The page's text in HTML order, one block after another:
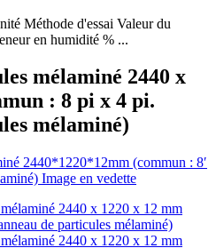
Méthode d'essai Valeur du
en humidité % ...
mélaminé 2440 x
: 8 pi x 4 pi.
mélaminé)